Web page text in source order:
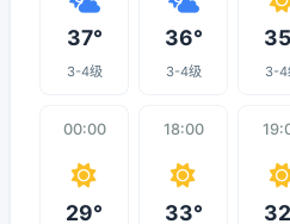
37°
3-4级
36°
3-4级 3-4
00:00
29°
18:00
33°